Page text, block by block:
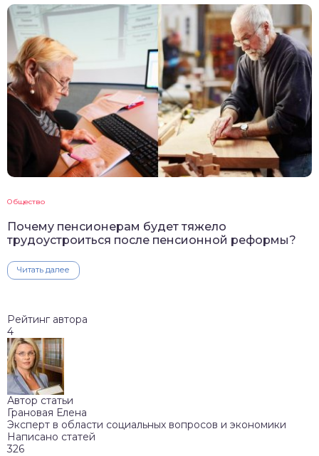
Общество
Почему пенсионерам будет тяжело
трудоустроиться после пенсионной реформы?
Читать далее
Рейтинг автора
4
Автор статьи
Грановая Елена
Эксперт в области социальных вопросов и экономики
Написано статей
326